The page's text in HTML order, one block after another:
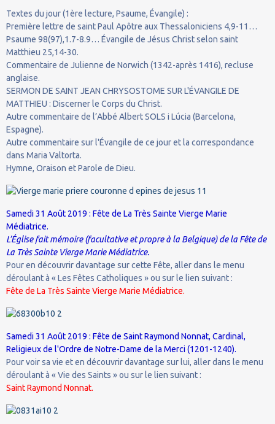
Textes du jour (1ère lecture, Psaume, Évangile) :
Première lettre de saint Paul Apôtre aux Thessaloniciens 4,9-11…
Psaume 98(97),1.7-8.9… Évangile de Jésus Christ selon saint
Matthieu 25,14-30.
Commentaire de Julienne de Norwich (1342-après 1416), recluse
anglaise.
SERMON DE SAINT JEAN CHRYSOSTOME SUR L'ÉVANGILE DE
MATTHIEU : Discerner le Corps du Christ.
Autre commentaire de l’Abbé Albert SOLS i Lúcia (Barcelona,
Espagne).
Autre commentaire sur l'Évangile de ce jour et la correspondance
dans Maria Valtorta.
Hymne, Oraison et Parole de Dieu.
Samedi 31 Août 2019 : Fête de La Très Sainte Vierge Marie
Médiatrice.
L’Église fait mémoire (facultative et propre à la Belgique) de la Fête de
La Très Sainte Vierge Marie Médiatrice.
Pour en découvrir davantage sur cette Fête, aller dans le menu
déroulant à « Les Fêtes Catholiques » ou sur le lien suivant :
Fête de La Très Sainte Vierge Marie Médiatrice.
Samedi 31 Août 2019 : Fête de Saint Raymond Nonnat, Cardinal,
Religieux de l'Ordre de Notre-Dame de la Merci (1201-1240).
Pour voir sa vie et en découvrir davantage sur lui, aller dans le menu
déroulant à « Vie des Saints » ou sur le lien suivant :
Saint Raymond Nonnat.